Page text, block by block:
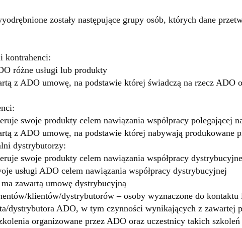
zostały następujące grupy osób, których dane
kontrahenci:
różne usługi lub produkty
z ADO umowę, na podstawie której świadczą na rzecz ADO
swoje produkty celem nawiązania współpracy polegającej
z ADO umowę, na podstawie której nabywają produkowane
dystrybutorzy:
swoje produkty celem nawiązania współpracy
usługi ADO celem nawiązania współpracy dystrybucyjnej
zawartą umowę dystrybucyjną
klientów/dystrybutorów – osoby wyznaczone do
dystrybutora ADO, w tym czynności wynikających z zawartej
organizowane przez ADO oraz uczestnicy takich szkoleń